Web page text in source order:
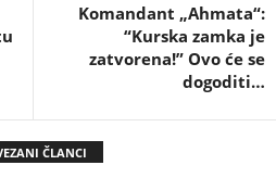
Komandant „Ahmata“:
“Kurska zamka je
zatvorena!” Ovo će se
dogoditi…
ČLANCI